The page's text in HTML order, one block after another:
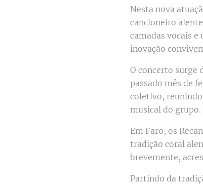
Nesta nova
cancioneiro
camadas vocais
inovação
O concerto surge
passado mês de
coletivo,
musical do grupo.
Em Faro, os
tradição coral
brevemente,
Partindo da